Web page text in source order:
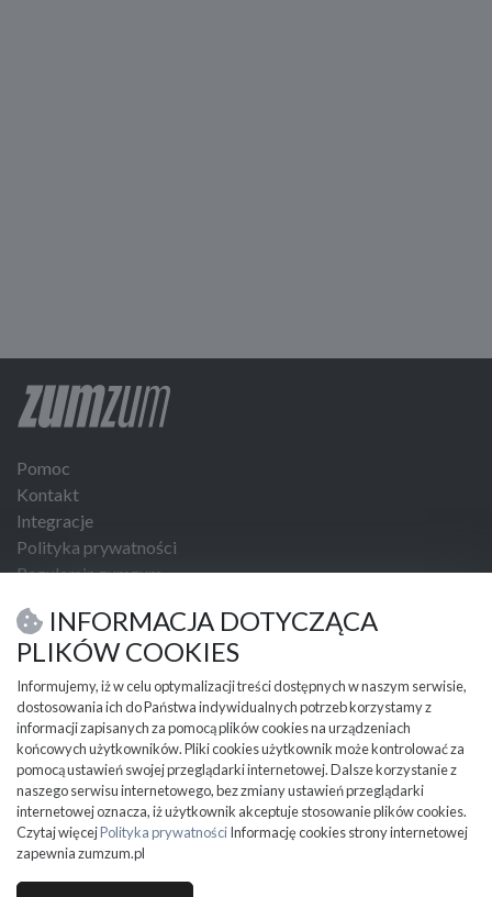
Pomoc
Kontakt
Integracje
Polityka prywatności
Regulamin zumzum
USŁUGI I NARZĘDZIA
PRZYDATNE INFORMACJE
Partnerzy
Cennik
Mapa kategorii
Mapa miejscowości
Ważne informacje
INFORMACJA DOTYCZĄCA
PLIKÓW COOKIES
Informujemy, iż w celu optymalizacji treści dostępnych w naszym serwisie,
dostosowania ich do Państwa indywidualnych potrzeb korzystamy z
informacji zapisanych za pomocą plików cookies na urządzeniach
końcowych użytkowników. Pliki cookies użytkownik może kontrolować za
pomocą ustawień swojej przeglądarki internetowej. Dalsze korzystanie z
naszego serwisu internetowego, bez zmiany ustawień przeglądarki
internetowej oznacza, iż użytkownik akceptuje stosowanie plików cookies.
Czytaj więcejPolityka prywatnościInformację cookies strony internetowej
zapewnia zumzum.pl